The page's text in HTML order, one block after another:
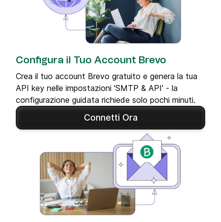
Configura il Tuo Account Brevo
Crea il tuo account Brevo gratuito e genera la tua
API key nelle impostazioni 'SMTP & API' - la
configurazione guidata richiede solo pochi minuti.
Connetti Ora